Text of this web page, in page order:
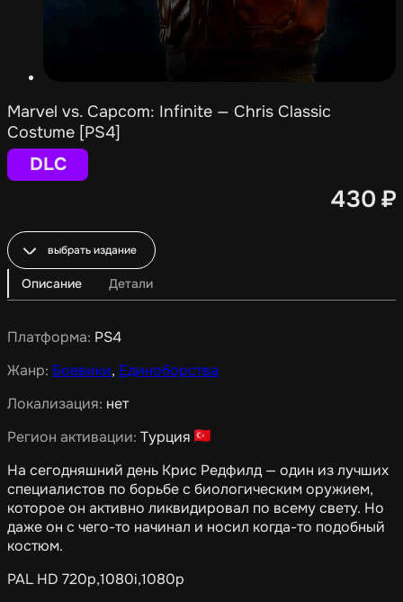
Marvel vs. Capcom: Infinite — Chris Classic
Costume [PS4]
DLC
430 ₽
выбрать издание
Описание Детали
Платформа: PS4
Жанр: Боевики, Единоборства
Локализация: нет
Регион активации: Турция
На сегодняшний день Крис Редфилд — один из лучших
специалистов по борьбе с биологическим оружием,
которое он активно ликвидировал по всему свету. Но
даже он с чего-то начинал и носил когда-то подобный
костюм.
PAL HD 720p,1080i,1080p